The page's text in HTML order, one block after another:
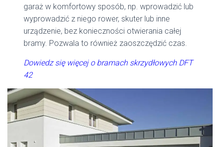
garaż w komfortowy sposób, np. wprowadzić lub
wyprowadzić z niego rower, skuter lub inne
urządzenie, bez konieczności otwierania całej
bramy. Pozwala to również zaoszczędzić czas.
Dowiedz się więcej o bramach skrzydłowych DFT
42